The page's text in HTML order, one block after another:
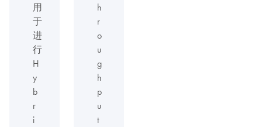
用
于
进
行
H
y
b
r
i
h
r
o
u
g
h
p
u
t